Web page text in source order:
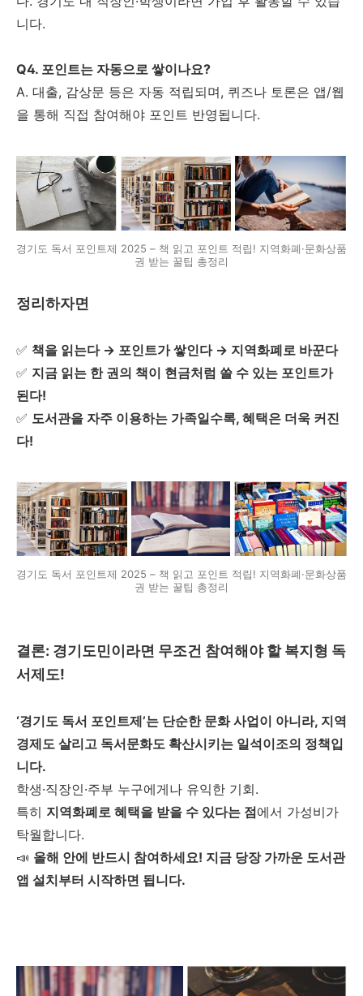
니다.
Q4. 포인트는 자동으로 쌓이나요?
A. 대출, 감상문 등은 자동 적립되며, 퀴즈나 토론은 앱/웹
을 통해 직접 참여해야 포인트 반영됩니다.
경기도 독서 포인트제 2025 – 책 읽고 포인트 적립! 지역화폐·문화상품
권 받는 꿀팁 총정리
정리하자면
✅ 책을 읽는다 → 포인트가 쌓인다 → 지역화폐로 바꾼다
✅ 지금 읽는 한 권의 책이 현금처럼 쓸 수 있는 포인트가
된다!
✅ 도서관을 자주 이용하는 가족일수록, 혜택은 더욱 커진
다!
경기도 독서 포인트제 2025 – 책 읽고 포인트 적립! 지역화폐·문화상품
권 받는 꿀팁 총정리
결론: 경기도민이라면 무조건 참여해야 할 복지형 독
서제도!
‘경기도 독서 포인트제’는 단순한 문화 사업이 아니라, 지역
경제도 살리고 독서문화도 확산시키는 일석이조의 정책입
니다.
학생·직장인·주부 누구에게나 유익한 기회.
특히 지역화폐로 혜택을 받을 수 있다는 점에서 가성비가
탁월합니다.
📣 올해 안에 반드시 참여하세요! 지금 당장 가까운 도서관
앱 설치부터 시작하면 됩니다.